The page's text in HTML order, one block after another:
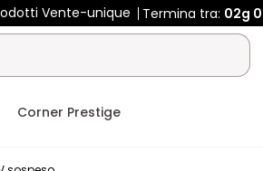
Vente-unique Termina tra:02g
Corner Prestige